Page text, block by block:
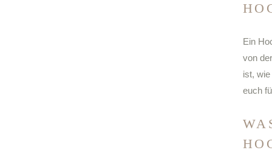
Ein
von
ist,
euch